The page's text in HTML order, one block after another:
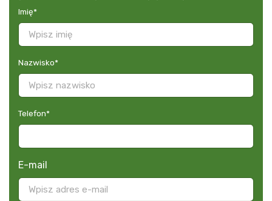
Imię*
Nazwisko*
Telefon*
E-mail